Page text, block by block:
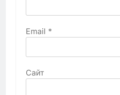
Email *
Сайт